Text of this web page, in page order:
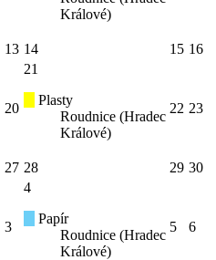
Králové)
13 14 15 16
20
21
Plasty
Roudnice (Hradec
Králové)
22 23
27 28 29 30
3
4
Papír
Roudnice (Hradec
Králové)
5 6